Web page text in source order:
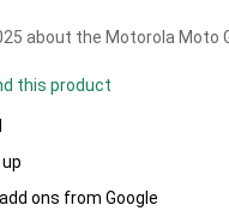
about the Motorola Moto
this product
ons from Google